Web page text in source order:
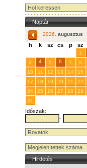
Naptár
2026. augusztus
h k sz cs p sz
1
3
4 5 6 7 8
10
11 12 13 14 15
17
18 19 20 21 22
24
25 26 27 28 29
31
Időszak:
-
Hirdetés